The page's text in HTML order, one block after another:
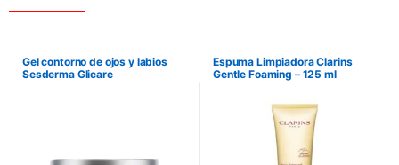
Gel contorno de ojos y labios
Sesderma Glicare
Espuma Limpiadora Clarins
Gentle Foaming – 125 ml